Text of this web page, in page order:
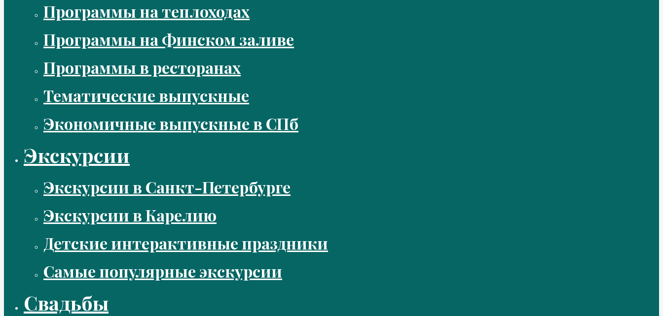
Программы на теплоходах
Программы на Финском заливе
Программы в ресторанах
Тематические выпускные
Экономичные выпускные в СПб
Экскурсии
Экскурсии в Санкт-Петербурге
Экскурсии в Карелию
Детские интерактивные праздники
Самые популярные экскурсии
Свадьбы